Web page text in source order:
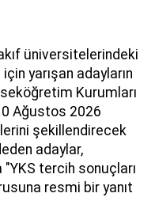
üniversitelerindeki
yarışan adayların
Kurumları
Ağustos 2026
şekillendirecek
adaylar,
tercih sonuçları
resmi bir yanıt